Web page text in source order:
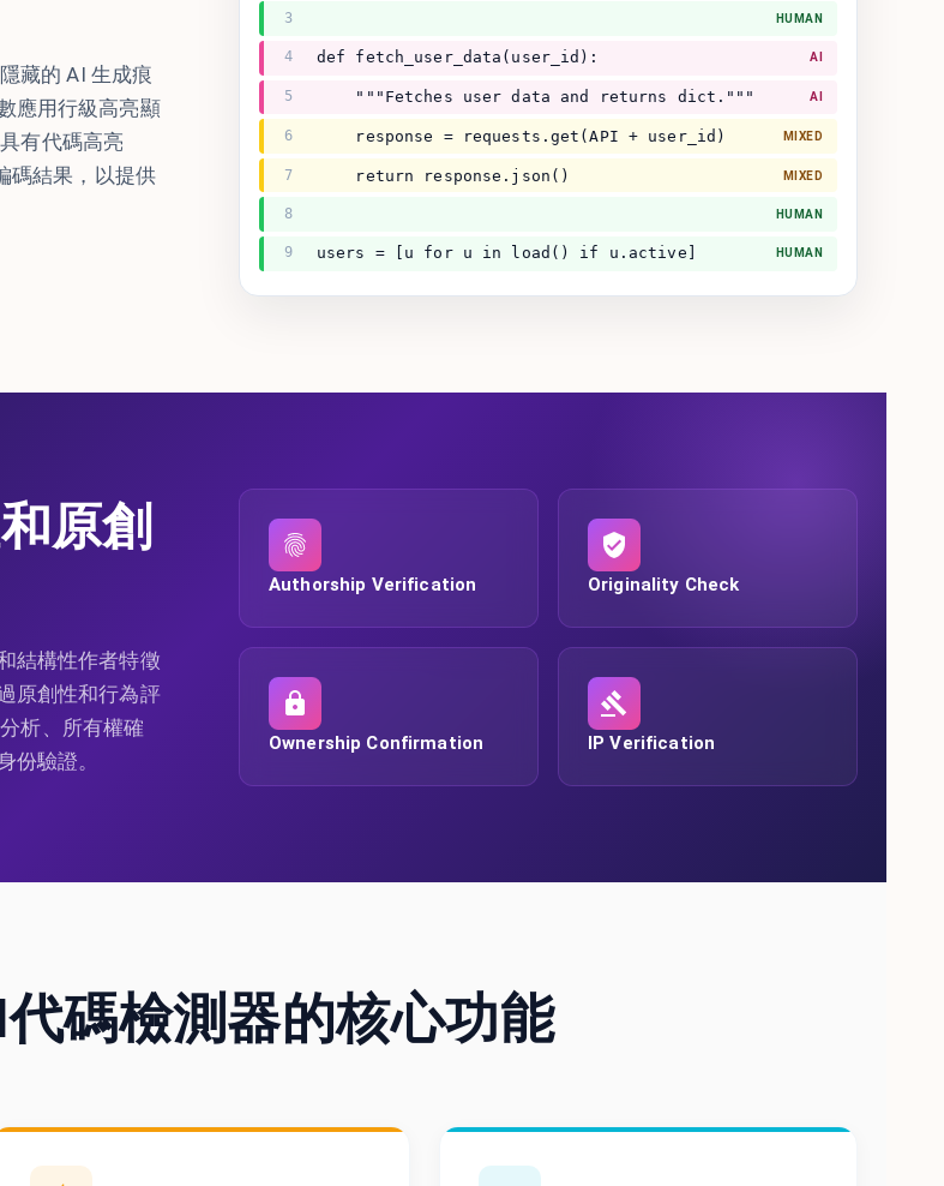
藏的 AI 生成痕
應用行級高亮顯
有代碼高亮
碼結果，以提供
3 HUMAN
4 def fetch_user_data(user_id): AI
5
    """Fetches user data and returns dict."""
AI
6
    response = requests.get(API + user_id)
MIXED
7
    return response.json()
MIXED
8 HUMAN
9 users = [u for u in load() if u.active] HUMAN
原創
結構性作者特徵
原創性和行為評
析、所有權確
份驗證。
Authorship Verification Originality Check
Ownership Confirmation IP Verification
碼檢測器的核心功能